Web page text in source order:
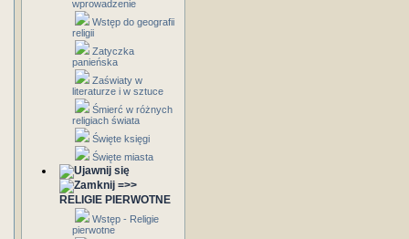
wprowadzenie
Wstęp do geografii
religii
Zatyczka
panieńska
Zaświaty w
literaturze i w sztuce
Śmierć w różnych
religiach świata
Święte księgi
Święte miasta
=>>
RELIGIE PIERWOTNE
Wstęp - Religie
pierwotne